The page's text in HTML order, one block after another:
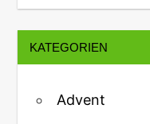
KATEGORIEN
Advent